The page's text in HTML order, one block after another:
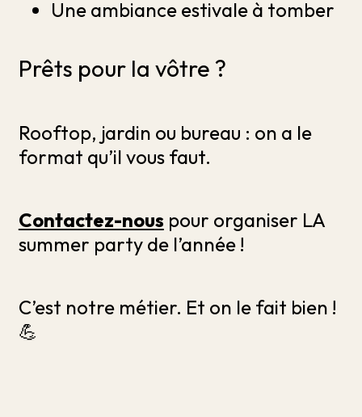
Une ambiance estivale à tomber
Prêts pour la vôtre ?
Rooftop, jardin ou bureau : on a le
format qu’il vous faut.
Contactez-nous pour organiser LA
summer party de l’année !
C’est notre métier. Et on le fait bien !
💪